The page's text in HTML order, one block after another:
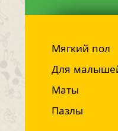
Мягкий пол
Для
Маты
Пазлы